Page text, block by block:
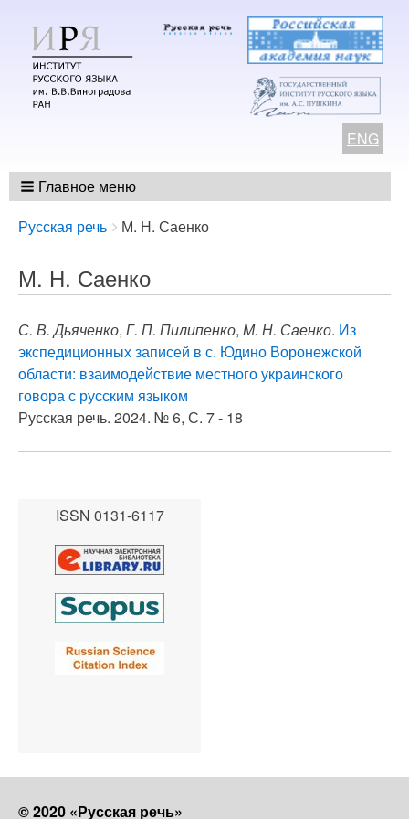
ENG
Главное меню
Breadcrumbs
You
here:
Русская речь М. Н. Саенко
М. Н. Саенко
С. В. Дьяченко, Г. П. Пилипенко, М. Н. Саенко. Из
экспедиционных записей в с. Юдино Воронежской
области: взаимодействие местного украинского
говора с русским языком
Русская речь. 2024. № 6, С. 7 - 18
ISSN 0131-6117
© 2020 «Русская речь»